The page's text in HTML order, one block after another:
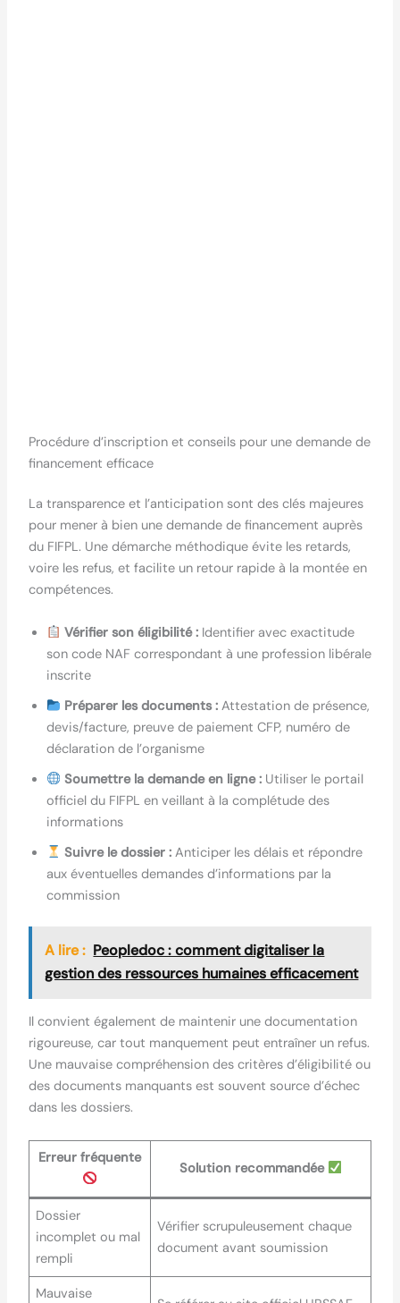
Procédure d’inscription et conseils pour une demande de
financement efficace
La transparence et l’anticipation sont des clés majeures
pour mener à bien une demande de financement auprès
du FIFPL. Une démarche méthodique évite les retards,
voire les refus, et facilite un retour rapide à la montée en
compétences.
Vérifier son éligibilité : Identifier avec exactitude
son code NAF correspondant à une profession libérale
inscrite
Préparer les documents : Attestation de présence,
devis/facture, preuve de paiement CFP, numéro de
déclaration de l’organisme
Soumettre la demande en ligne : Utiliser le portail
officiel du FIFPL en veillant à la complétude des
informations
Suivre le dossier : Anticiper les délais et répondre
aux éventuelles demandes d’informations par la
commission
A lire : Peopledoc : comment digitaliser la
gestion des ressources humaines efficacement
Il convient également de maintenir une documentation
rigoureuse, car tout manquement peut entraîner un refus.
Une mauvaise compréhension des critères d’éligibilité ou
des documents manquants est souvent source d’échec
dans les dossiers.
Erreur fréquente
Solution recommandée
Dossier
incomplet ou mal
rempli
Vérifier scrupuleusement chaque
document avant soumission
Mauvaise